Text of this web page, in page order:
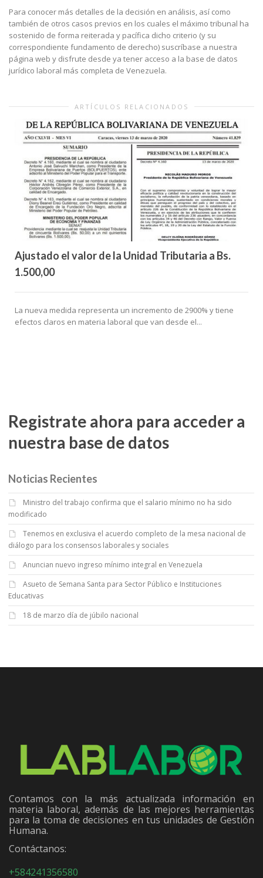
Para conocer más detalles de la decisión en análisis, así como
también de otros casos previos en los cuales el máximo tribunal ha
sostenido de forma reiterada y pacífica dicho criterio (y su
correspondiente fundamento de derecho) suscríbase a nuestra
página web y disfrute desde ya tener acceso a la base de datos
jurídico laboral más completa de Venezuela.
ARTÍCULOS RELACIONADOS
Ajustado el valor de la Unidad Tributaria a Bs.
1.500,00
La nueva medida representa un incremento de 2900% y tiene
efectos claros en materia laboral que van desde el...
Registrate ahora para acceder a
nuestra base de datos
Noticias Recientes
Ministro del trabajo confirma que el salario mínimo no ha sido
modificado
Tenemos en exclusiva el acuerdo completo de la mesa nacional de
diálogo para los consensos laborales y sociales
Anuncian nuevo ingreso mínimo integral en Venezuela
Asueto de Semana Santa para Sector Público e Instituciones
Educativas
18 de marzo día de júbilo nacional
Contamos con la más actualizada información en
materia laboral, además de las mejores herramientas
para la toma de decisiones en tus unidades de Gestión
Humana.
Contáctanos:
+584241356580